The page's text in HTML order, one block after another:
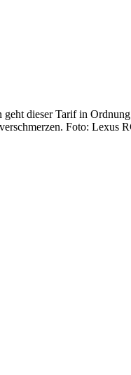
dieser Tarif in
Foto: Lexus